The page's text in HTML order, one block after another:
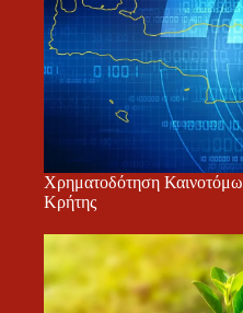
Χρηματοδότηση
Κρήτης